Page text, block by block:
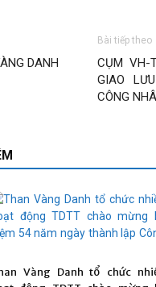
DANH
Bài tiếp theo
CỤM VH-
GIAO
CÔNG
Vàng Danh tổ chức